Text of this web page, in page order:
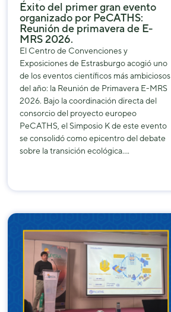
Éxito del primer gran evento
organizado por PeCATHS:
Reunión de primavera de E-
MRS 2026.
El Centro de Convenciones y
Exposiciones de Estrasburgo acogió uno
de los eventos científicos más ambiciosos
del año: la Reunión de Primavera E-MRS
2026. Bajo la coordinación directa del
consorcio del proyecto europeo
PeCATHS, el Simposio K de este evento
se consolidó como epicentro del debate
sobre la transición ecológica….
de la web.
Marketing
Al compartir tus
intereses y
mientras visitas
nuestro sitio,
aumentas la
posibilidad de
ver contenido y
ofertas